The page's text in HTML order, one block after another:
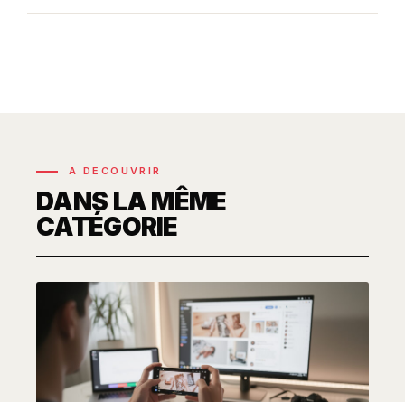
A DECOUVRIR
DANS LA MÊME
CATÉGORIE